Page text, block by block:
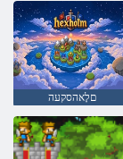
םלָאהסקעה